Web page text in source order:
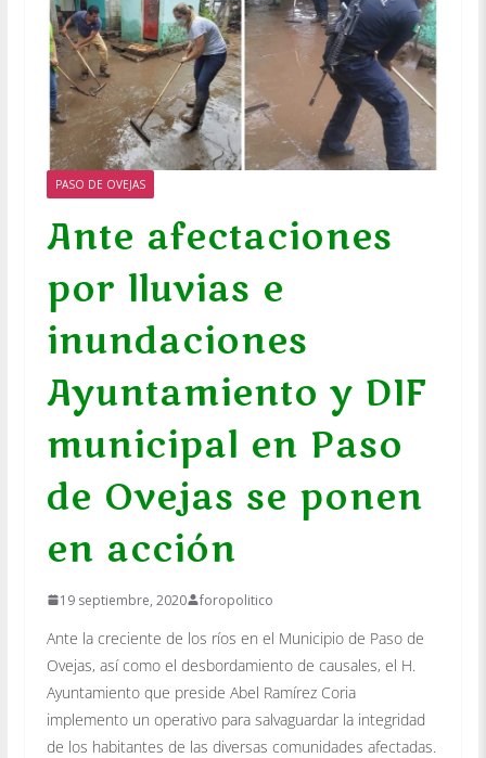
PASO DE OVEJAS
Ante afectaciones
por lluvias e
inundaciones
Ayuntamiento y DIF
municipal en Paso
de Ovejas se ponen
en acción
19 septiembre, 2020 foropolitico
Ante la creciente de los ríos en el Municipio de Paso de
Ovejas, así como el desbordamiento de causales, el H.
Ayuntamiento que preside Abel Ramírez Coria
implemento un operativo para salvaguardar la integridad
de los habitantes de las diversas comunidades afectadas.